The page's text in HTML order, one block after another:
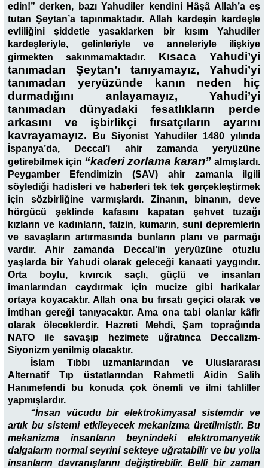
edin!” derken, bazı Yahudiler kendini Hâşâ Allah’a eş
tutan Şeytan’a tapınmaktadır. Allah kardeşin kardeşle
evliliğini şiddetle yasaklarken bir kısım Yahudiler
kardeşleriyle, gelinleriyle ve anneleriyle ilişkiye
girmekten sakınmamaktadır. Kısaca Yahudi’yi
tanımadan Şeytan’ı tanıyamayız, Yahudi’yi
tanımadan yeryüzünde kanın neden hiç
durmadığını anlayamayız, Yahudi’yi
tanımadan dünyadaki fesatlıkların perde
arkasını ve işbirlikçi fırsatçıların ayarını
kavrayamayız. Bu Siyonist Yahudiler 1480 yılında
İspanya’da, Deccal’i ahir zamanda yeryüzüne
getirebilmek için “kaderi zorlama kararı” almışlardı.
Peygamber Efendimizin (SAV) ahir zamanla ilgili
söylediği hadisleri ve haberleri tek tek gerçekleştirmek
için sözbirliğine varmışlardı. Zinanın, binanın, deve
hörgücü şeklinde kafasını kapatan şehvet tuzağı
kızların ve kadınların, faizin, kumarın, suni depremlerin
ve savaşların artırmasında bunların planı ve parmağı
vardır. Ahir zamanda Deccal’in yeryüzüne otuzlu
yaşlarda bir Yahudi olarak geleceği kanaati yaygındır.
Orta boylu, kıvırcık saçlı, güçlü ve insanları
imanlarından caydırmak için mucize gibi harikalar
ortaya koyacaktır. Allah ona bu fırsatı geçici olarak ve
imtihan gereği tanıyacaktır. Ama ona tabi olanlar kâfir
olarak öleceklerdir. Hazreti Mehdi, Şam toprağında
NATO ile savaşıp hezimete uğratınca Deccalizm-
Siyonizm yenilmiş olacaktır.
İslam Tıbbı uzmanlarından ve Uluslararası
Alternatif Tıp üstatlarından Rahmetli Aidin Salih
Hanımefendi bu konuda çok önemli ve ilmi tahliller
yapmışlardır.
“İnsan vücudu bir elektrokimyasal sistemdir ve
artık bu sistemi etkileyecek mekanizma üretilmiştir. Bu
mekanizma insanların beynindeki elektromanyetik
dalgaların normal seyrini sekteye uğratabilir ve bu yolla
insanların davranışlarını değiştirebilir. Belli bir zaman